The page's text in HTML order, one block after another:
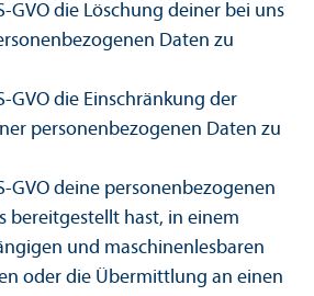
GVO die Löschung deiner bei uns
Daten zu
GVO die Einschränkung der
personenbezogenen Daten zu
GVO deine personenbezogenen
bereitgestellt hast, in einem
und maschinenlesbaren
oder die Über­mittlung an einen